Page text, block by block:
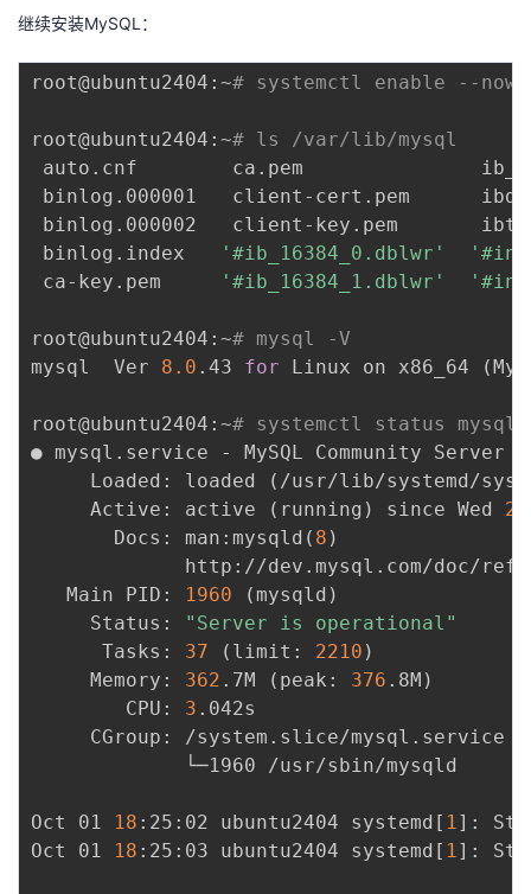
继续安装MySQL：
root@ubuntu2404:~# systemctl enable --now
root@ubuntu2404:~# ls /var/lib/mysql
auto.cnf        ca.pem
binlog.000001   client-cert.pem
binlog.000002   client-key.pem
binlog.index
'#ib_16384_0.dblwr'
ca-key.pem
'#ib_16384_1.dblwr'
root@ubuntu2404:~# mysql -V
mysql  Ver 8.0 .43 for Linux on x86_64 (
root@ubuntu2404:~# systemctl status mysql
● mysql.service - MySQL Community Server
     Loaded: loaded
( /usr/lib/systemd/
     Active: active
( running ) since Wed
       Docs: man:mysqld
( 8 )
http://dev.mysql.com/doc/
   Main PID:
1960 ( mysqld )
     Status:
"Server is operational"
      Tasks:
37 ( limit: 2210 )
     Memory:
362 .7M ( peak: 376 .8M )
        CPU:
3 .042s
     CGroup: /system.slice/mysql.service
             └─1960 /usr/sbin/mysqld
Oct 01 18 :25:02 ubuntu2404 systemd [ 1] :
Oct 01
18 :25:03 ubuntu2404 systemd [ 1] :